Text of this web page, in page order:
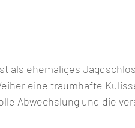
als ehemaliges
eine traumhafte
Abwechslung und die